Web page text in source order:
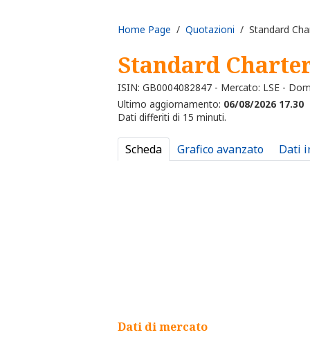
Home Page / Quotazioni / Standard
Standard
ISIN: GB0004082847 - Mercato: LSE -
Ultimo aggiornamento: 06/08/2026 17.30
Dati differiti di 15 minuti.
Scheda Grafico avanzato Dati
Dati di mercato